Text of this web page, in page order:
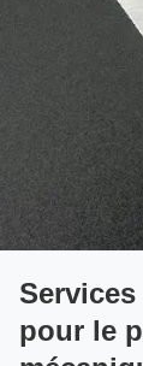
pour le